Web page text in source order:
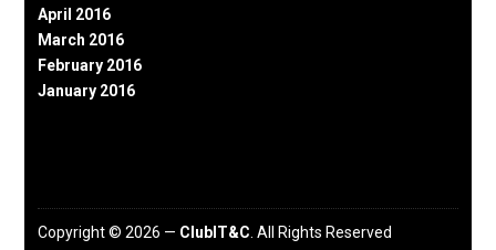
April 2016
March 2016
February 2016
January 2016
Copyright © 2026 — ClubIT&C. All Rights Reserved